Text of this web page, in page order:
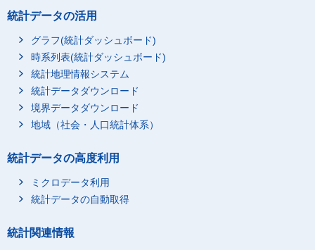
統計データの活用
グラフ(統計ダッシュボード)
時系列表(統計ダッシュボード)
統計地理情報システム
統計データダウンロード
境界データダウンロード
地域（社会・人口統計体系）
統計データの高度利用
ミクロデータ利用
統計データの自動取得
統計関連情報